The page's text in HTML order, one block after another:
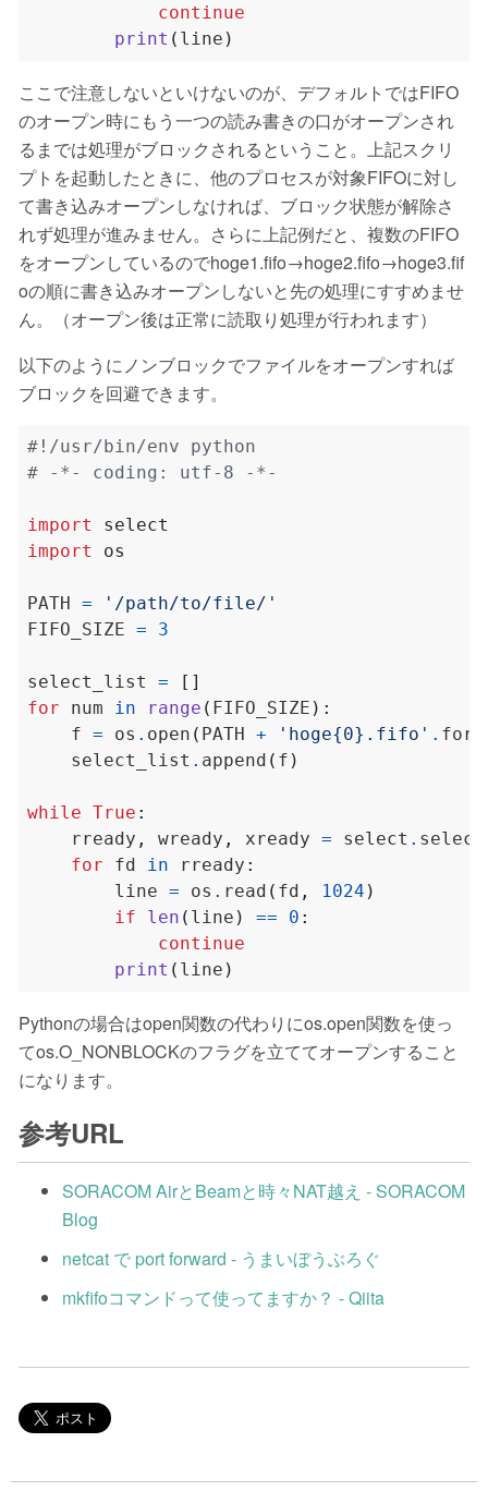
continue
print ( line )
ここで注意しないといけないのが、デフォルトではFIFO
のオープン時にもう一つの読み書きの口がオープンされ
るまでは処理がブロックされるということ。上記スクリ
プトを起動したときに、他のプロセスが対象FIFOに対し
て書き込みオープンしなければ、ブロック状態が解除さ
れず処理が進みません。さらに上記例だと、複数のFIFO
をオープンしているのでhoge1.fifo→hoge2.fifo→hoge3.fif
oの順に書き込みオープンしないと先の処理にすすめませ
ん。（オープン後は正常に読取り処理が行われます）
以下のようにノンブロックでファイルをオープンすれば
ブロックを回避できます。
#!/usr/bin/env python
# -*- coding: utf-8 -*-
import
select
import
os
PATH =
'/path/to/file/'
FIFO_SIZE = 3
select_list =
[]
for num in range ( FIFO_SIZE ):
    f
= os . open ( PATH + 'hoge{0} .fifo' .
    select_list
. append ( f )
while True :
    rready
, wready , xready = select . select
for fd in rready :
        line
= os . read ( fd , 1024 )
if
len ( line ) == 0 :
continue
print ( line )
Pythonの場合はopen関数の代わりにos.open関数を使っ
てos.O_NONBLOCKのフラグを立ててオープンすること
になります。
参考URL
SORACOM AirとBeamと時々NAT越え - SORACOM
Blog
netcat で port forward - うまいぼうぶろぐ
mkfifoコマンドって使ってますか？ - Qiita